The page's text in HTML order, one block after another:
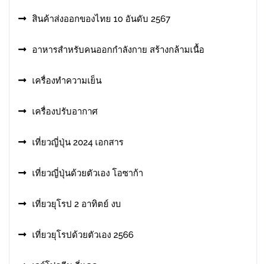
สินค้าส่งออกของไทย 10 อันดับ 2567
อาหารสําหรับคนออกกําลังกาย สร้างกล้ามเนื้อ
เครื่องทำความเย็น
เครื่องปรับอากาศ
เที่ยวญี่ปุ่น 2024 เอกสาร
เที่ยวญี่ปุ่นด้วยตัวเอง โอซาก้า
เที่ยวยุโรป 2 อาทิตย์ งบ
เที่ยวยุโรปด้วยตัวเอง 2566